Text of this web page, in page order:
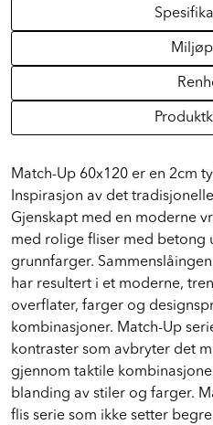
Match-Up 60x120 er en 2cm
Inspirasjon av det
Gjenskapt med en moderne
med rolige fliser med betong
grunnfarger.
har resultert i et moderne,
overflater, farger og
kombinasjoner. Match-Up
kontraster som avbryter det
gjennom taktile
blanding av stiler og farger.
flis serie som ikke setter